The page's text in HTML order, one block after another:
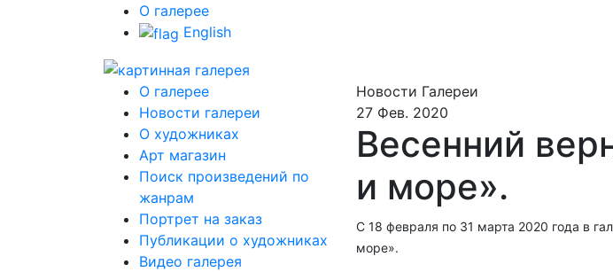
О галерее
English
О галерее
Новости галереи
О художниках
Арт магазин
Поиск произведений по
жанрам
Портрет на заказ
Публикации о художниках
Видео галерея
Новости Галереи
27 Фев. 2020
Весенний
и море».
С 18 февраля по 31 марта 2020 года в
море».